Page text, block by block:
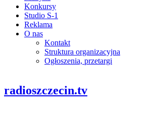
Konkursy
Studio S-1
Reklama
O nas
Kontakt
Struktura organizacyjna
Ogłoszenia, przetargi
radioszczecin.tv